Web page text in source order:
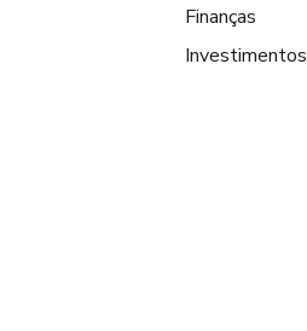
Finanças
Investimentos